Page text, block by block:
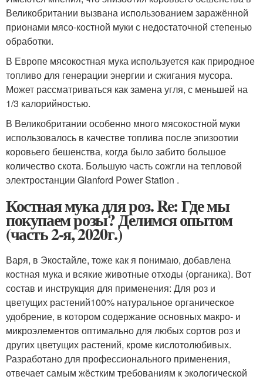
Великобритании вызвана использованием заражённой
прионами мясо-костной муки с недостаточной степенью
обработки.
В Европе мясокостная мука используется как природное
топливо для генерации энергии и сжигания мусора.
Может рассматриваться как замена угля, с меньшей на
1/3 калорийностью.
В Великобритании особенно много мясокостной муки
использовалось в качестве топлива после эпизоотии
коровьего бешенства, когда было забито большое
количество скота. Большую часть сожгли на тепловой
электростанции Glanford Power Station .
Костная мука для роз. Re: Где мы
покупаем розы? Делимся опытом
(часть 2-я, 2020г.)
Варя, в Экостайле, тоже как я понимаю, добавлена
костная мука и всякие животные отходы (органика). Вот
состав и инструкция для применения: Для роз и
цветущих растений100% натуральное органическое
удобрение, в котором содержание основных макро- и
микроэлементов оптимально для любых сортов роз и
других цветущих растений, кроме кислотолюбивых.
Разработано для профессионального применения,
отвечает самым жёстким требованиям к экологической